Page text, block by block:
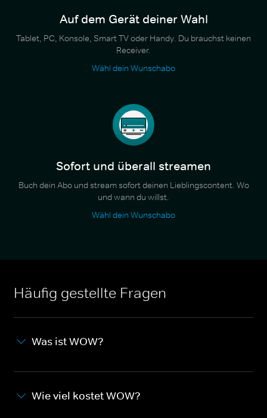
Auf dem Gerät deiner Wahl
Tablet, PC, Konsole, Smart TV oder Handy. Du brauchst keinen
Receiver.
Wähl dein Wunschabo
Sofort und überall streamen
Buch dein Abo und stream sofort deinen Lieblingscontent. Wo
und wann du willst.
Wähl dein Wunschabo
Häufig gestellte Fragen
Was ist WOW?
Wie viel kostet WOW?